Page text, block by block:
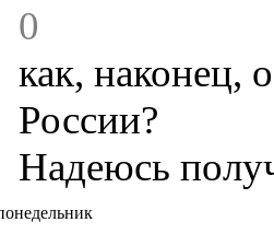
0
как, наконец,
России?
Надеюсь